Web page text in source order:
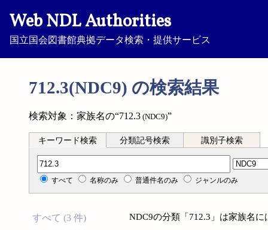
Web NDL Authorities
国立国会図書館典拠データ検索・提供サービス
712.3(NDC9) の検索結果
検索対象：家族名の“712.3 (NDC9)”
キーワード検索 分類記号検索 識別子検索
分類記号検索
すべて 名称のみ 普通件名のみ ジャンルのみ
すべて (3 件)
NDC9の分類「712.3」は家族名